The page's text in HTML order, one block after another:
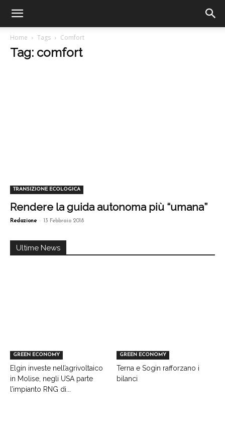
Home Tags Comfort
Tag: comfort
TRANSIZIONE ECOLOGICA
Rendere la guida autonoma più “umana”
Redazione - 13 Febbraio 2018
Ultime News
GREEN ECONOMY
Elgin investe nell’agrivoltaico
in Molise, negli USA parte
l’impianto RNG di...
GREEN ECONOMY
Terna e Sogin rafforzano i
bilanci